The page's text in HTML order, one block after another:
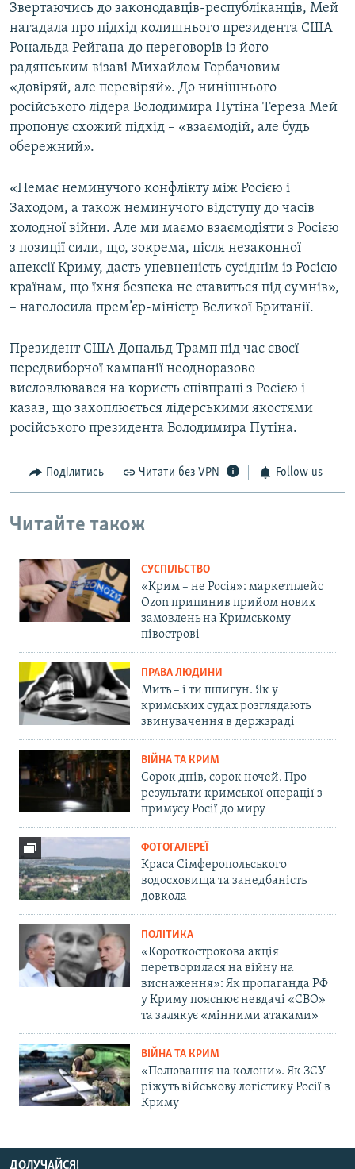
Звертаючись до законодавців-республіканців, Мей
нагадала про підхід колишнього президента США
Рональда Рейгана до переговорів із його
радянським візаві Михайлом Горбачовим –
«довіряй, але перевіряй». До нинішнього
російського лідера Володимира Путіна Тереза Мей
пропонує схожий підхід – «взаємодій, але будь
обережний».
«Немає неминучого конфлікту між Росією і
Заходом, а також неминучого відступу до часів
холодної війни. Але ми маємо взаємодіяти з Росією
з позиції сили, що, зокрема, після незаконної
анексії Криму, дасть упевненість сусіднім із Росією
країнам, що їхня безпека не ставиться під сумнів»,
– наголосила прем’єр-міністр Великої Британії.
Президент США Дональд Трамп під час своєї
передвиборчої кампанії неодноразово
висловлювався на користь співпраці з Росією і
казав, що захоплюється лідерськими якостями
російського президента Володимира Путіна.
Поділитись Читати без VPN Follow us
Читайте також
СУСПІЛЬСТВО
«Крим – не Росія»: маркетплейс
Ozon припинив прийом нових
замовлень на Кримському
півострові
ПРАВА ЛЮДИНИ
Мить – і ти шпигун. Як у
кримських судах розглядають
звинувачення в держзраді
ВІЙНА ТА КРИМ
Сорок днів, сорок ночей. Про
результати кримської операції з
примусу Росії до миру
ФОТОГАЛЕРЕЇ
Краса Сімферопольського
водосховища та занедбаність
довкола
ПОЛІТИКА
«Короткострокова акція
перетворилася на війну на
виснаження»: Як пропаганда РФ
у Криму пояснює невдачі «СВО»
та залякує «мінними атаками»
ВІЙНА ТА КРИМ
«Полювання на колони». Як ЗСУ
ріжуть військову логістику Росії в
Криму
ДОЛУЧАЙСЯ!